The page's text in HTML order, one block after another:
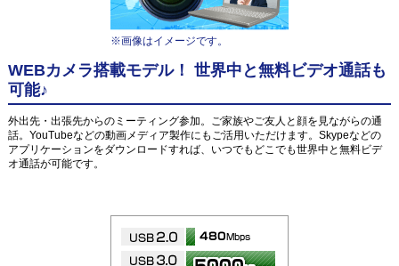
※画像はイメージです。
WEBカメラ搭載モデル！ 世界中と無料ビデオ通話も
可能♪
外出先・出張先からのミーティング参加。ご家族やご友人と顔を見ながらの通
話。YouTubeなどの動画メディア製作にもご活用いただけます。Skypeなどの
アプリケーションをダウンロードすれば、いつでもどこでも世界中と無料ビデ
オ通話が可能です。